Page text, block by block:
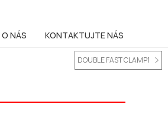
O NÁS
OCHRANA SÚKROMIA
SPRÁVA SPOLOČNOSTI
KONTAKTUJTE NÁS
DOUBLE FAST CLAMP1